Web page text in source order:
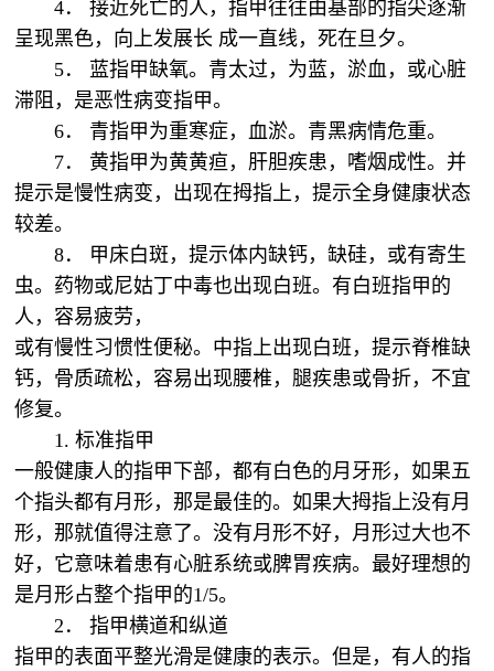
4． 接近死亡的人，指甲往往由基部的指尖逐渐
呈现黑色，向上发展长 成一直线，死在旦夕。
5． 蓝指甲缺氧。青太过，为蓝，淤血，或心脏
滞阻，是恶性病变指甲。
6． 青指甲为重寒症，血淤。青黑病情危重。
7． 黄指甲为黄黄疸，肝胆疾患，嗜烟成性。并
提示是慢性病变，出现在拇指上，提示全身健康状态
较差。
8． 甲床白斑，提示体内缺钙，缺硅，或有寄生
虫。药物或尼姑丁中毒也出现白班。有白班指甲的
人，容易疲劳，
或有慢性习惯性便秘。中指上出现白班，提示脊椎缺
钙，骨质疏松，容易出现腰椎，腿疾患或骨折，不宜
修复。
1. 标准指甲
一般健康人的指甲下部，都有白色的月牙形，如果五
个指头都有月形，那是最佳的。如果大拇指上没有月
形，那就值得注意了。没有月形不好，月形过大也不
好，它意味着患有心脏系统或脾胃疾病。最好理想的
是月形占整个指甲的1/5。
2． 指甲横道和纵道
指甲的表面平整光滑是健康的表示。但是，有人的指